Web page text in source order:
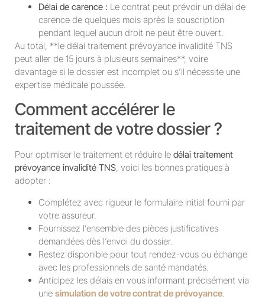
Délai de carence : Le contrat peut prévoir un délai de
carence de quelques mois après la souscription
pendant lequel aucun droit ne peut être ouvert.
Au total, **le délai traitement prévoyance invalidité TNS
peut aller de 15 jours à plusieurs semaines**, voire
davantage si le dossier est incomplet ou s’il nécessite une
expertise médicale poussée.
Comment accélérer le
traitement de votre dossier ?
Pour optimiser le traitement et réduire le délai traitement
prévoyance invalidité TNS, voici les bonnes pratiques à
adopter :
Complétez avec rigueur le formulaire initial fourni par
votre assureur.
Fournissez l’ensemble des pièces justificatives
demandées dès l’envoi du dossier.
Restez disponible pour tout rendez-vous ou échange
avec les professionnels de santé mandatés.
Anticipez les délais en vous informant précisément via
une simulation de votre contrat de prévoyance